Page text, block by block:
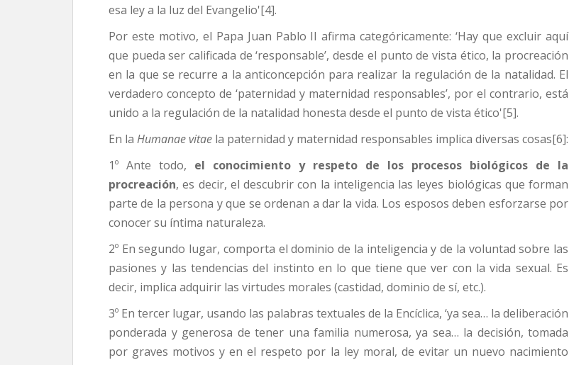
esa ley a la luz del Evangelio'[4].
Por este motivo, el Papa Juan Pablo II afirma categóricamente: ‘Hay que excluir aquí
que pueda ser calificada de ‘responsable’, desde el punto de vista ético, la procreación
en la que se recurre a la anticoncepción para realizar la regulación de la natalidad. El
verdadero concepto de ‘paternidad y maternidad responsables’, por el contrario, está
unido a la regulación de la natalidad honesta desde el punto de vista ético'[5].
En la Humanae vitae la paternidad y maternidad responsables implica diversas cosas[6]:
1º Ante todo, el conocimiento y respeto de los procesos biológicos de la
procreación, es decir, el descubrir con la inteligencia las leyes biológicas que forman
parte de la persona y que se ordenan a dar la vida. Los esposos deben esforzarse por
conocer su íntima naturaleza.
2º En segundo lugar, comporta el dominio de la inteligencia y de la voluntad sobre las
pasiones y las tendencias del instinto en lo que tiene que ver con la vida sexual. Es
decir, implica adquirir las virtudes morales (castidad, dominio de sí, etc.).
3º En tercer lugar, usando las palabras textuales de la Encíclica, ‘ya sea… la deliberación
ponderada y generosa de tener una familia numerosa, ya sea… la decisión, tomada
por graves motivos y en el respeto por la ley moral, de evitar un nuevo nacimiento